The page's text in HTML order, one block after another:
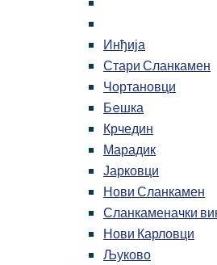
Инђија
Стари Сланкамен
Чортановци
Бeшка
Крчедин
Марадик
Јарковци
Нови Сланкамен
Сланкаменачки
Нови Карловци
Љуково